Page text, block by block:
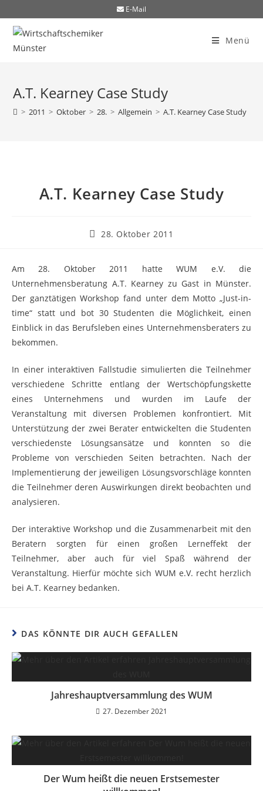
E-Mail
Menü
A.T. Kearney Case Study
> 2011 > Oktober > 28. > Allgemein > A.T. Kearney Case Study
A.T. Kearney Case Study
28. Oktober 2011
Am 28. Oktober 2011 hatte WUM e.V. die
Unternehmensberatung A.T. Kearney zu Gast in Münster.
Der ganztätigen Workshop fand unter dem Motto „Just-in-
time“ statt und bot 30 Studenten die Möglichkeit, einen
Einblick in das Berufsleben eines Unternehmensberaters zu
bekommen.
In einer interaktiven Fallstudie simulierten die Teilnehmer
verschiedene Schritte entlang der Wertschöpfungskette
eines Unternehmens und wurden im Laufe der
Veranstaltung mit diversen Problemen konfrontiert. Mit
Unterstützung der zwei Berater entwickelten die Studenten
verschiedenste Lösungsansätze und konnten so die
Probleme von verschieden Seiten betrachten. Nach der
Implementierung der jeweiligen Lösungsvorschläge konnten
die Teilnehmer deren Auswirkungen direkt beobachten und
analysieren.
Der interaktive Workshop und die Zusammenarbeit mit den
Beratern sorgten für einen großen Lerneffekt der
Teilnehmer, aber auch für viel Spaß während der
Veranstaltung. Hierfür möchte sich WUM e.V. recht herzlich
bei A.T. Kearney bedanken.
DAS KÖNNTE DIR AUCH GEFALLEN
Jahreshauptversammlung des WUM
27. Dezember 2021
Der Wum heißt die neuen Erstsemester